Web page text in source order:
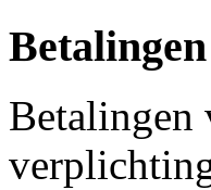
Betalingen
Betalingen